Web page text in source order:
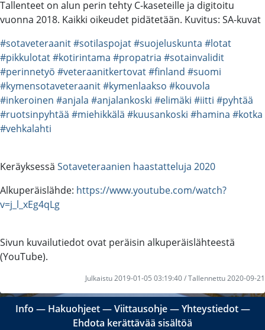
Tallenteet on alun perin tehty C-kaseteille ja digitoitu
vuonna 2018. Kaikki oikeudet pidätetään. Kuvitus: SA-kuvat
#sotaveteraanit#sotilaspojat#suojeluskunta #lotat
#pikkulotat#kotirintama #propatria #sotainvalidit
#perinnetyö #veteraanitkertovat#finland #suomi
#kymensotaveteraanit#kymenlaakso #kouvola
#inkeroinen #anjala #anjalankoski #elimäki #iitti #pyhtää
#ruotsinpyhtää #miehikkälä #kuusankoski #hamina #kotka
#vehkalahti
Keräyksessä Sotaveteraanien haastatteluja 2020
Alkuperäislähde: https://www.youtube.com/watch?
v=j_l_xEg4qLg
Sivun kuvailutiedot ovat peräisin alkuperäislähteestä
(YouTube).
Julkaistu 2019-01-05 03:19:40 / Tallennettu 2020-09-21
Info ― Hakuohjeet―Viittausohje―Yhteystiedot―
Ehdota kerättävää sisältöä